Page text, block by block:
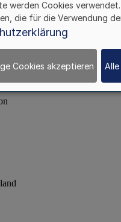
werden Cookies
die für die Verwendung
Cookies akzeptieren